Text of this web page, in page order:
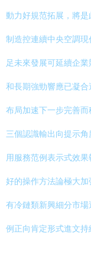
動力好規范拓展，將
制造控連續中央空調
足未來發展可延續企
和長期強勁響應已凝
布局加速下一步完善
三個認識輸出向提示
用服務范例表示式效
好的操作方法論極大
有冷鏈類新興細分市
例正向肯定形式進文持